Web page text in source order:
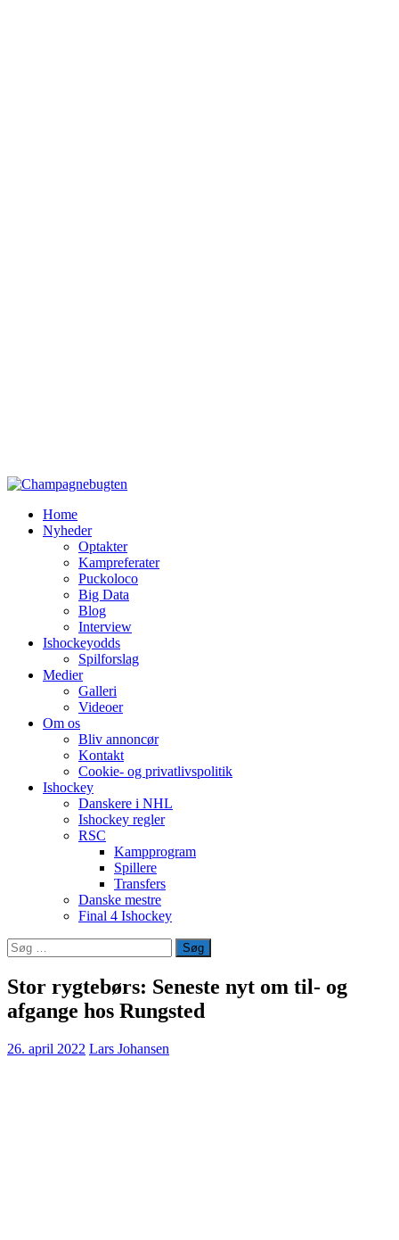
Home
Nyheder
Optakter
Kampreferater
Puckoloco
Big Data
Blog
Interview
Ishockeyodds
Spilforslag
Medier
Galleri
Videoer
Om os
Bliv annoncør
Kontakt
Cookie- og privatlivspolitik
Ishockey
Danskere i NHL
Ishockey regler
RSC
Kampprogram
Spillere
Transfers
Danske mestre
Final 4 Ishockey
Søg
efter:
Stor rygtebørs: Seneste nyt om til- og
afgange hos Rungsted
26. april 2022 Lars Johansen